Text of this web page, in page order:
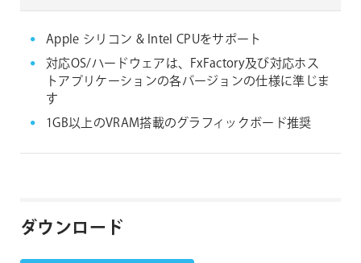
Apple シリコン & Intel CPUをサポート
対応OS/ハードウェアは、FxFactory及び対応ホス
トアプリケーションの各バージョンの仕様に準じま
す
1GB以上のVRAM搭載のグラフィックボード推奨
ダウンロード